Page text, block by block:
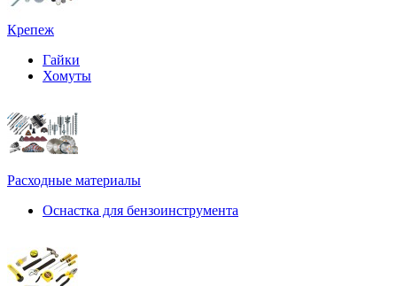
Крепеж
Гайки
Хомуты
Расходные материалы
Оснастка для бензоинструмента